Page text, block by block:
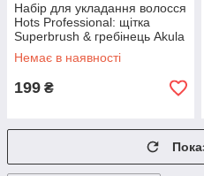
Набір для укладання волосся
Hots Professional: щітка
Superbrush & гребінець Akula
Pastel Purple (HP86001P-
PRL)
Немає в наявності
199 ₴